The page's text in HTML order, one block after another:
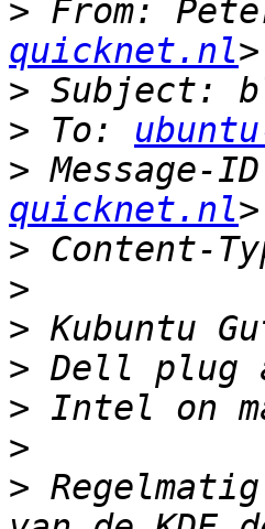
> From:
quicknet.nl
>
> To:
> Message-
quicknet.nl
>
>
>
>
>
>
>